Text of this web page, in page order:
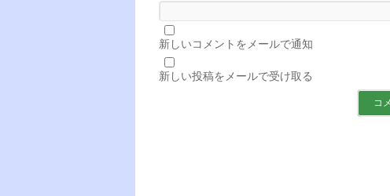
新しいコメントをメールで通知
新しい投稿をメールで受け取る